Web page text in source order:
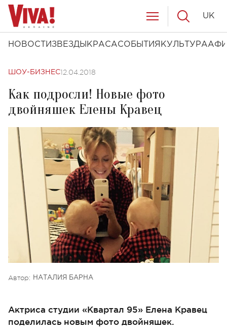
НОВОСТИ ЗВЕЗДЫ КРАСАСОБЫТИЯ КУЛЬТУРА
UK
ШОУ-БИЗНЕС12.04.2018
Как подросли! Новые фото
двойняшек Елены Кравец
Автор: НАТАЛИЯ БАРНА
Актриса студии «Квартал 95» Елена Кравец
поделилась новым фото двойняшек.